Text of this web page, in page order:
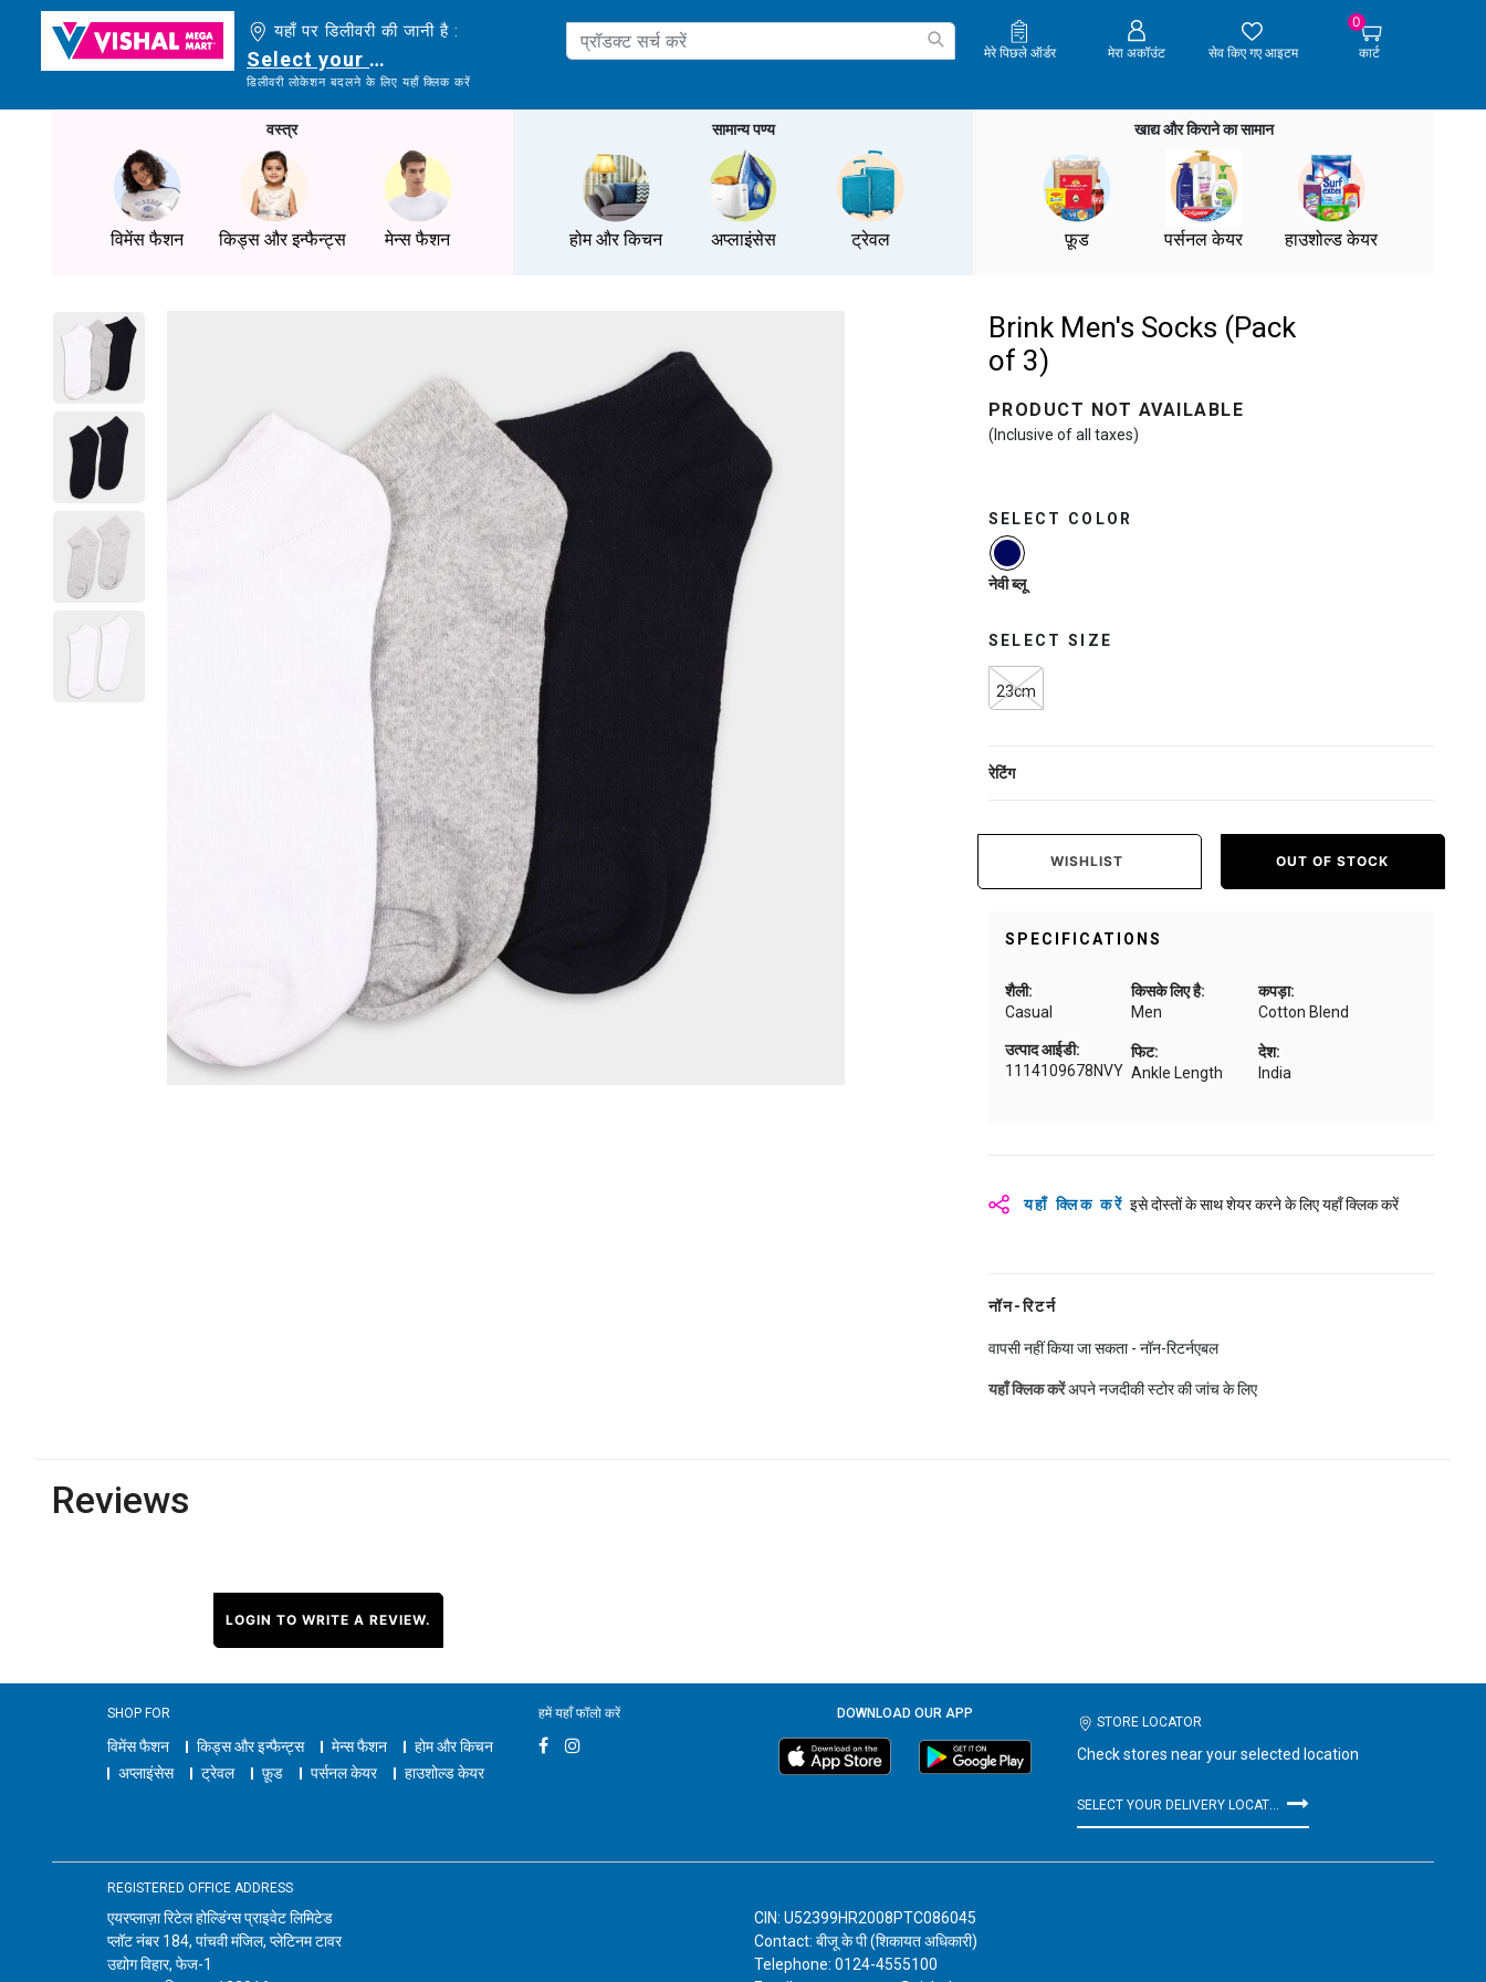
यहाँ पर डिलीवरी की जानी है :
Select your delivery location
डिलीवरी लोकेशन बदलने के लिए यहाँ क्लिक करें
मेरे पिछले ऑर्डर मेरा अकॉउंट सेव किए गए आइटम
0
कार्ट
वस्त्र
विमेंस फैशन किड्स और इन्फैन्ट्स मेन्स फैशन
सामान्य पण्य
होम और किचन अप्लाइंसेस ट्रेवल
खाद्य और किराने का सामान
फ़ूड पर्सनल केयर हाउशोल्ड केयर
Brink Men's Socks (Pack
of 3)
PRODUCT NOT AVAILABLE
(Inclusive of all taxes)
SELECT COLOR
selected
नेवी ब्लू
SELECT SIZE
23cm
रेटिंग
WISHLIST OUT OF STOCK
SPECIFICATIONS
शैली:
Casual
किसके लिए है:
Men
कपड़ा:
Cotton Blend
फिट:
Ankle Length
देश:
India
उत्पाद आईडी:
1114109678NVY
यहाँ क्लिक करें इसे दोस्तों के साथ शेयर करने के लिए यहाँ क्लिक करें
नॉन-रिटर्न
वापसी नहीं किया जा सकता - नॉन-रिटर्नएबल
यहाँ क्लिक करेंअपने नजदीकी स्टोर की जांच के लिए
Reviews
LOGIN TO WRITE A REVIEW.
SHOP FOR
विमेंस फैशन किड्स और इन्फैन्ट्स मेन्स फैशन
होम और किचन
अप्लाइंसेस
ट्रेवल फ़ूड पर्सनल केयर हाउशोल्ड केयर
हमें यहाँ फॉलो करें DOWNLOAD OUR APP
STORE LOCATOR
Check stores near your selected location
REGISTERED OFFICE ADDRESS
एयरप्लाज़ा रिटेल होल्डिंग्स प्राइवेट लिमिटेड
प्लॉट नंबर 184, पांचवी मंजिल, प्लेटिनम टावर
उद्योग विहार, फेज-1
CIN: U52399HR2008PTC086045
Contact: बीजू के पी (शिकायत अधिकारी)
Telephone: 0124-4555100